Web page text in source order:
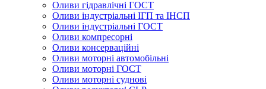
Оливи гідравлічні ГОСТ
Оливи індустріальні ІГП та ІНСП
Оливи індустріальні ГОСТ
Оливи компресорні
Оливи консерваційні
Оливи моторні автомобільні
Оливи моторні ГОСТ
Оливи моторні суднові